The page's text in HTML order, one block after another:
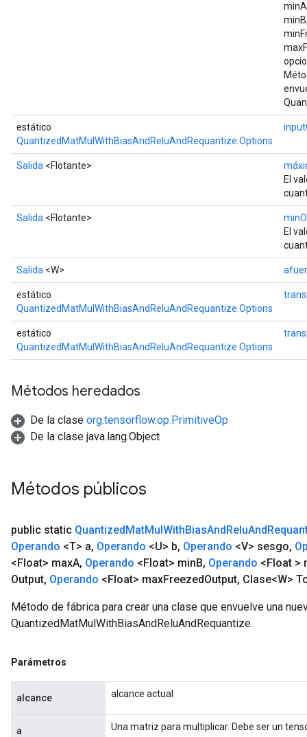
estático
QuantizedMatMulWithBiasAndReluAndRequantize.Options
Salida <Flotante>
El
Salida <Flotante>
El
Salida <W>
estático
QuantizedMatMulWithBiasAndReluAndRequantize.Options
estático
QuantizedMatMulWithBiasAndReluAndRequantize.Options
Métodos heredados
De la clase org.tensorflow.op.PrimitiveOp
De la clase java.lang.Object
Métodos públicos
public static QuantizedMatMulWithBiasAndReluAnd
Operando <T> a, Operando <U> b, Operando <V> sesgo,
<Float> maxA, Operando <Float> minB, Operando <Float >
Output, Operando <Float> maxFreezedOutput, Clase<W>
Método de fábrica para crear una clase que envuelve una
QuantizedMatMulWithBiasAndReluAndRequantize.
Parámetros
alcance alcance actual
a Una matriz para multiplicar. Debe ser un